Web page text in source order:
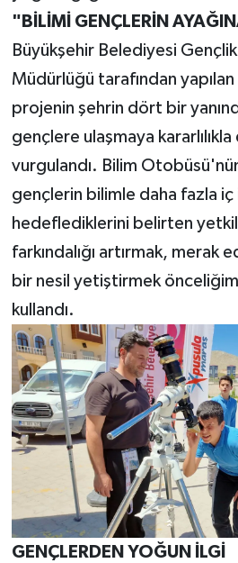
"BİLİMİ GENÇLERİN
Büyükşehir Belediyesi
Müdürlüğü tarafından yapılan
projenin şehrin dört bir
gençlere ulaşmaya
vurgulandı. Bilim
gençlerin bilimle daha fazla iç
hedeflediklerini belirten
farkındalığı artırmak, merak
bir nesil yetiştirmek
kullandı.
GENÇLERDEN YOĞUN İLGİ